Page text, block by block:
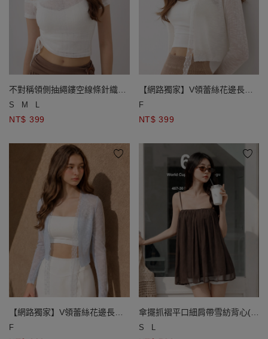
不對稱領側抽繩鏤空線條針織短
版上衣
S M L
NT$ 399
【網路獨家】V領蕾絲花邊長袖
綁帶開襟羅紋針織衫
F
NT$ 399
【網路獨家】V領蕾絲花邊長袖
綁帶開襟羅紋針織衫
F
傘擺抓褶平口細肩帶雪紡背心(附
胸墊)
S L